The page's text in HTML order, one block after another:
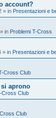
account?
» in Presentazioni e
» in Problemi T-Cross
» in Presentazioni e
Cross Club
si aprono
Cross Club
Club